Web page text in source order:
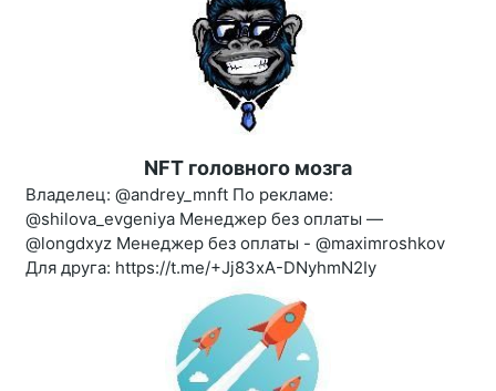
NFT головного мозга
Владелец: @andrey_mnft По рекламе:
@shilova_evgeniya Менеджер без оплаты —
@longdxyz Менеджер без оплаты - @maximroshkov
Для друга: https://t.me/+Jj83xA-DNyhmN2Iy